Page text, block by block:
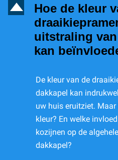
D
Hoe de kleur
uitstraling
kan
De kleur van de
dakkapel kan
uw huis eruitziet.
kleur? En welke
kozijnen op de
dakkapel?